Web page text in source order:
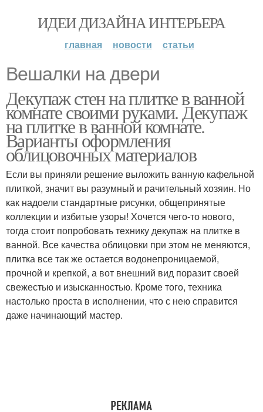
ИДЕИ ДИЗАЙНА ИНТЕРЬЕРА
главная новости статьи
Вешалки на двери
Декупаж стен на плитке в ванной
комнате своими руками. Декупаж
на плитке в ванной комнате.
Варианты оформления
облицовочных материалов
Если вы приняли решение выложить ванную кафельной
плиткой, значит вы разумный и рачительный хозяин. Но
как надоели стандартные рисунки, общепринятые
коллекции и избитые узоры! Хочется чего-то нового,
тогда стоит попробовать технику декупаж на плитке в
ванной. Все качества облицовки при этом не меняются,
плитка все так же остается водонепроницаемой,
прочной и крепкой, а вот внешний вид поразит своей
свежестью и изысканностью. Кроме того, техника
настолько проста в исполнении, что с нею справится
даже начинающий мастер.